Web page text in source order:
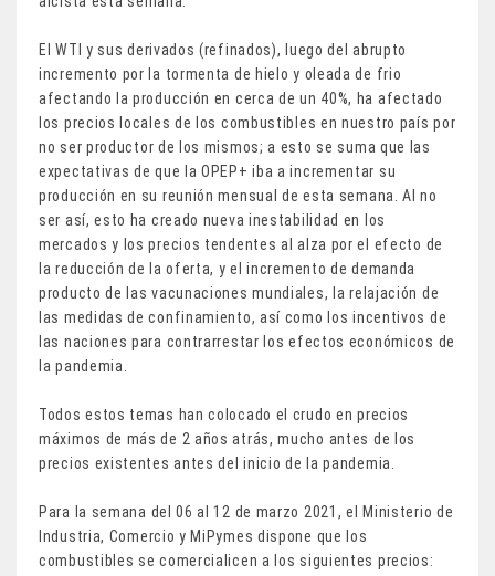
El WTI y sus derivados (refinados), luego del abrupto
incremento por la tormenta de hielo y oleada de frio
afectando la producción en cerca de un 40%, ha afectado
los precios locales de los combustibles en nuestro país por
no ser productor de los mismos; a esto se suma que las
expectativas de que la OPEP+ iba a incrementar su
producción en su reunión mensual de esta semana. Al no
ser así, esto ha creado nueva inestabilidad en los
mercados y los precios tendentes al alza por el efecto de
la reducción de la oferta, y el incremento de demanda
producto de las vacunaciones mundiales, la relajación de
las medidas de confinamiento, así como los incentivos de
las naciones para contrarrestar los efectos económicos de
la pandemia.
Todos estos temas han colocado el crudo en precios
máximos de más de 2 años atrás, mucho antes de los
precios existentes antes del inicio de la pandemia.
Para la semana del 06 al 12 de marzo 2021, el Ministerio de
Industria, Comercio y MiPymes dispone que los
combustibles se comercialicen a los siguientes precios: